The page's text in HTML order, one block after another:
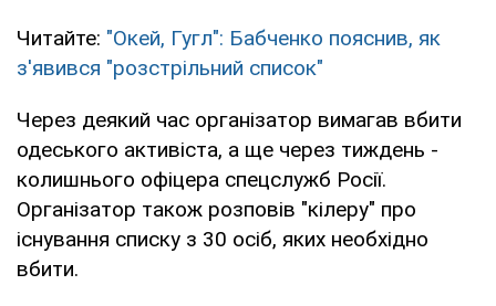
Читайте: "Окей, Гугл": Бабченко пояснив, як
з'явився "розстрільний список"
Через деякий час організатор вимагав вбити
одеського активіста, а ще через тиждень -
колишнього офіцера спецслужб Росії.
Організатор також розповів "кілеру" про
існування списку з 30 осіб, яких необхідно
вбити.